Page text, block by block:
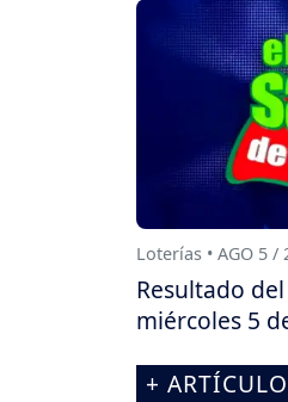
Loterías • AGO 5 /
Resultado
miércoles 5
+